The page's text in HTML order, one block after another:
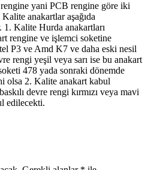
yani PCB rengine göre iki
anakartlar aşağıda
Kalite Hurda anakartları
rengine ve işlemci soketine
P3 ve Amd K7 ve daha eski nesil
rengi yeşil veya sarı ise bu anakart
478 yada sonraki dönemde
olsa 2. Kalite anakart kabul
devre rengi kırmızı veya mavi
edilecekti.